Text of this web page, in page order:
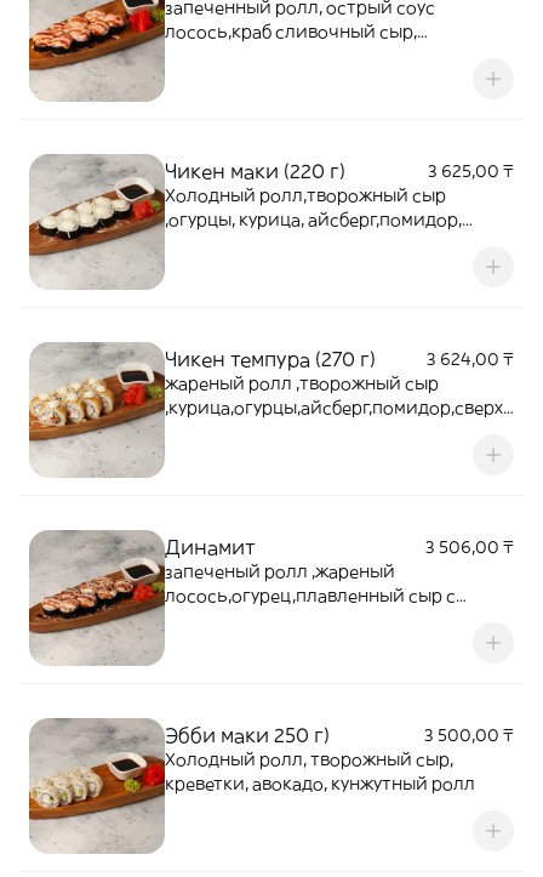
запеченный ролл, острый соус
лосось,краб сливочный сыр,
Чикен маки (220 г)
3 625,00 ₸
Холодный ролл,творожный сыр
,огурцы, курица, айсберг,помидор,
Чикен темпура (270 г)
3 624,00 ₸
жареный ролл ,творожный сыр
,курица,огурцы,айсберг,помидор,сверху
Динамит
3 506,00 ₸
запеченый ролл ,жареный
лосось,огурец,плавленный сыр с
Эбби маки 250 г)
3 500,00 ₸
Холодный ролл, творожный сыр,
креветки, авокадо, кунжутный ролл